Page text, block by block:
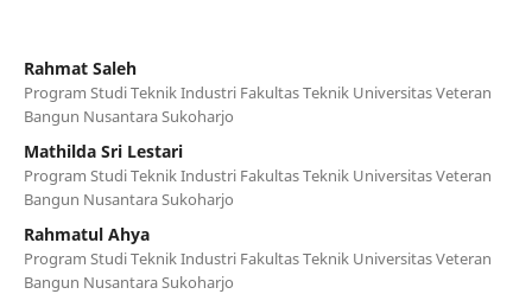
Rahmat Saleh
Program Studi Teknik Industri Fakultas Teknik Universitas Veteran
Bangun Nusantara Sukoharjo
Mathilda Sri Lestari
Program Studi Teknik Industri Fakultas Teknik Universitas Veteran
Bangun Nusantara Sukoharjo
Rahmatul Ahya
Program Studi Teknik Industri Fakultas Teknik Universitas Veteran
Bangun Nusantara Sukoharjo